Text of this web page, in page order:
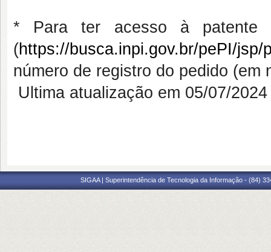
* Para ter acesso à
(https://busca.inpi.gov.br/pePI/
número de registro do pedido (em
Ultima atualização em 05/07/2024
SIGAA | Superintendência de Tecnologia da Informação - (84)